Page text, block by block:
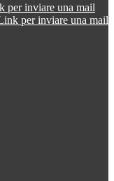
per inviare una mail
per inviare una mail